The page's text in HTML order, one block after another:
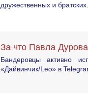
дружественных и
За что Павла
Бандеровцы активно
«Дайвинчик/Leo» в